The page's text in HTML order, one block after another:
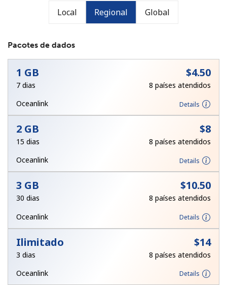
Sem senha criada
Mínimo de 8 caracteres
Uma letra maiúscula e minúscula
Um caractere especial
Mantenha contato para obter nossas melhores ofertas.
Ao abrir uma conta neste site, eu concordo com osTermos
e condições.
Local Regional Global
Pacotes de dados
1 GB ⁦$4.50⁩
7 dias
8 países atendidos
Oceanlink
Details
2 GB ⁦$8⁩
15 dias
8 países atendidos
Oceanlink
Details
3 GB ⁦$10.50⁩
30 dias
8 países atendidos
Oceanlink
Details
Ilimitado ⁦$14⁩
3 dias
8 países atendidos
Oceanlink
Details